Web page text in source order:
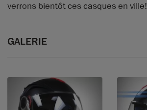
verrons bientôt ces casques en ville!
GALERIE